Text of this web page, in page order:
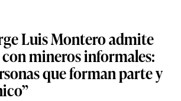
Luis Montero admite
mineros informales:
que forman parte y